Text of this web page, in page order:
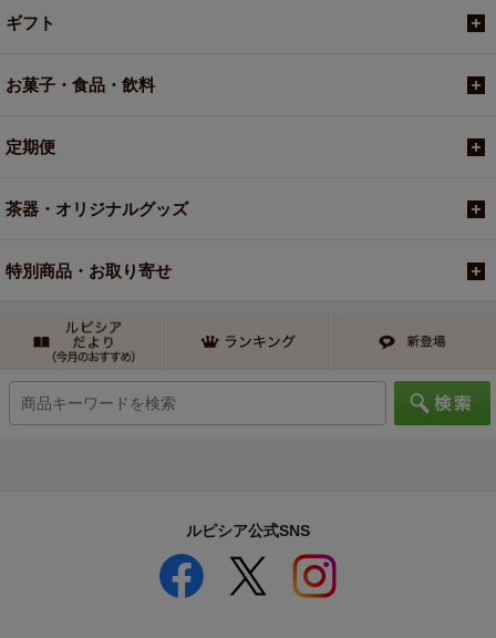
ギフト
お菓子・食品・飲料
定期便
茶器・オリジナルグッズ
特別商品・お取り寄せ
ルピシア公式SNS